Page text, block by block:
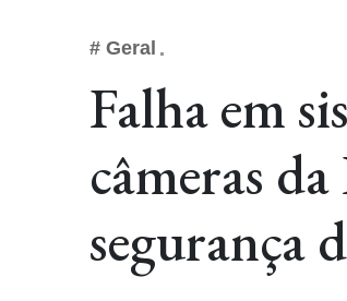
# Geral
Falha em
câmeras
segurança